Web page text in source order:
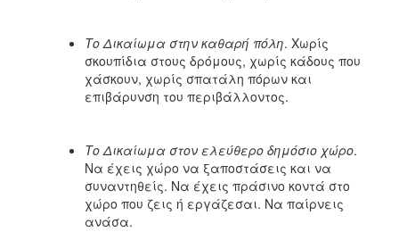
Το Δικαίωμα στην καθαρή πόλη. Χωρίς
σκουπίδια στους δρόμους, χωρίς κάδους που
χάσκουν, χωρίς σπατάλη πόρων και
επιβάρυνση του περιβάλλοντος.
Το Δικαίωμα στον ελεύθερο δημόσιο χώρο.
Να έχεις χώρο να ξαποστάσεις και να
συναντηθείς. Να έχεις πράσινο κοντά στο
χώρο που ζεις ή εργάζεσαι. Να παίρνεις
ανάσα.